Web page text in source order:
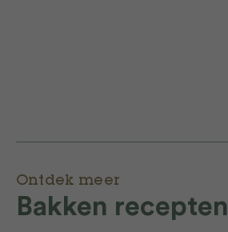
Ontdek meer
Bakken recepten